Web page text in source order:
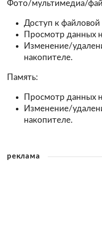
Фото/мультимедиа/
Доступ к файловой
Просмотр данных
Изменение/
накопителе.
Память:
Просмотр данных
Изменение/
накопителе.
реклама